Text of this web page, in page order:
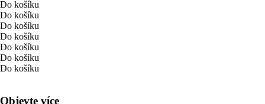
Do košíku
Do košíku
Do košíku
Do košíku
Do košíku
Do košíku
Do košíku
Objevte více